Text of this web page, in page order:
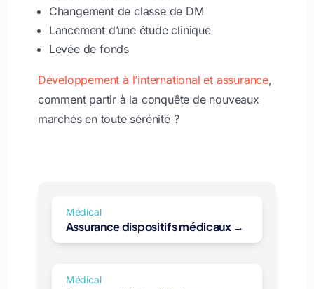
Changement de classe de DM
Lancement d’une étude clinique
Levée de fonds
Développement à l’international et assurance,
comment partir à la conquête de nouveaux
marchés en toute sérénité ?
Médical
Assurance dispositifs médicaux →
Médical